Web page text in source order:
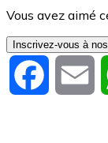
Vous avez aimé
Inscrivez-vous à
Facebook